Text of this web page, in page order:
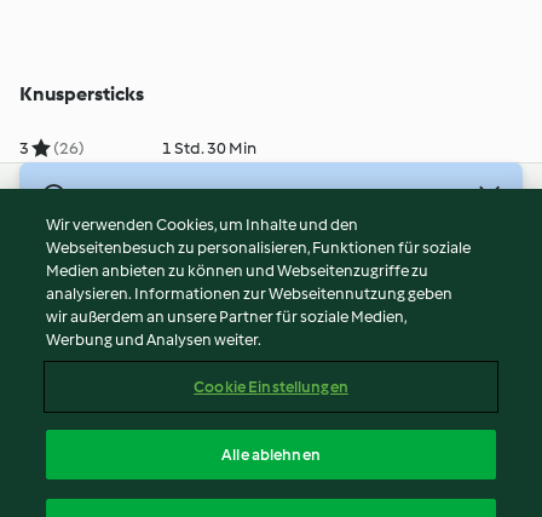
Knuspersticks
3 (26) 1 Std. 30 Min
Nutzungsbedingungen
Datenschutzrichtlinien
Disclaimer
Impressum
Inhalt melden
Erklärung zur Barrierefreiheit
Wir verwenden Cookies, um Inhalte und den
Webseitenbesuch zu personalisieren, Funktionen für soziale
Medien anbieten zu können und Webseitenzugriffe zu
analysieren. Informationen zur Webseitennutzung geben
wir außerdem an unsere Partner für soziale Medien,
Werbung und Analysen weiter.
Cookie Einstellungen
Alle ablehnen